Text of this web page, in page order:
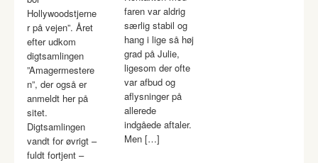
Hollywoodstjerne
r på vejen”. Året
efter udkom
digtsamlingen
”Amagermestere
n”, der også er
anmeldt her på
sitet.
Digtsamlingen
vandt for øvrigt –
fuldt fortjent –
faren var aldrig
særlig stabil og
hang i lige så høj
grad på Julie,
ligesom der ofte
var afbud og
aflysninger på
allerede
indgåede aftaler.
Men […]